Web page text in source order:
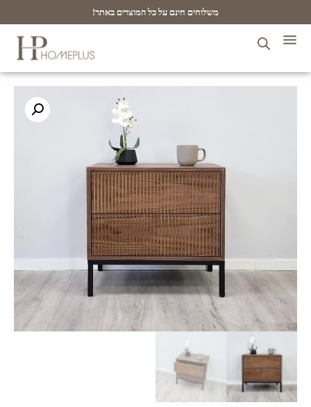
משלוחים חינם על כל המוצרים באתר!